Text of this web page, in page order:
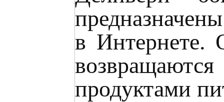
в Интернете.
продуктами